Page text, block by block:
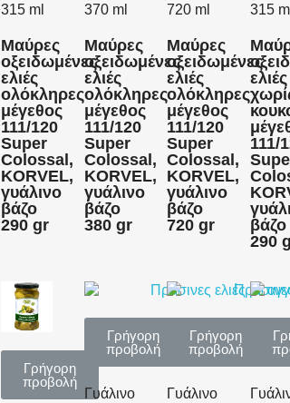
315 ml
Μαύρες
οξειδωμένες
ελιές
ολόκληρες
μέγεθος
111/120
Super
Colossal,
KORVEL,
γυάλινο
βάζο
290 gr
370 ml
Μαύρες
οξειδωμένες
ελιές
ολόκληρες
μέγεθος
111/120
Super
Colossal,
KORVEL,
γυάλινο
βάζο
380 gr
720 ml
Μαύρες
οξειδωμένες
ελιές
ολόκληρες
μέγεθος
111/120
Super
Colossal,
KORVEL,
γυάλινο
βάζο
720 gr
315 ml
ελιές
111/
βάζο
290
Γρήγορη
προβολή
Γρήγορη
προβολή
Γυάλινο
Γρήγορη
προβολή
Γυάλινο